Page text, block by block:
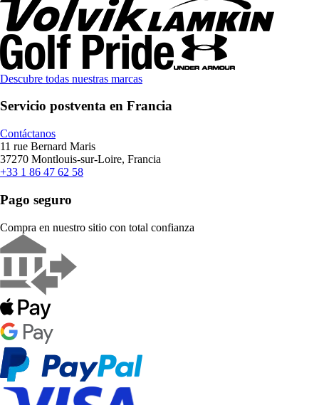
Descubre todas nuestras marcas
Servicio postventa en Francia
Contáctanos
11 rue Bernard Maris
37270 Montlouis-sur-Loire, Francia
+33 1 86 47 62 58
Pago seguro
Compra en nuestro sitio con total confianza